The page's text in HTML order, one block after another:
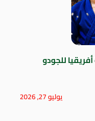
للجودو
يوليو 27, 2026